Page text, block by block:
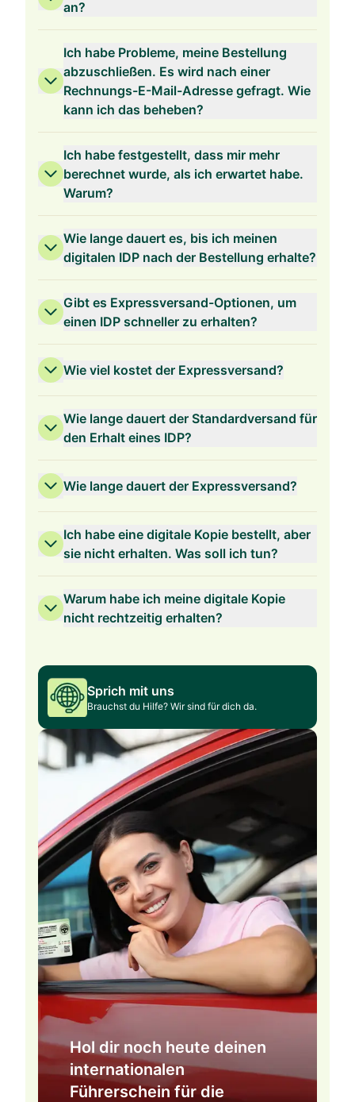
2 Jahre Gültigkeit
an?
Ich habe Probleme, meine Bestellung
abzuschließen. Es wird nach einer
Rechnungs-E-Mail-Adresse gefragt. Wie
kann ich das beheben?
Ich habe festgestellt, dass mir mehr
berechnet wurde, als ich erwartet habe.
Warum?
Wie lange dauert es, bis ich meinen
digitalen IDP nach der Bestellung erhalte?
Gibt es Expressversand-Optionen, um
einen IDP schneller zu erhalten?
Wie viel kostet der Expressversand?
Wie lange dauert der Standardversand für
den Erhalt eines IDP?
Wie lange dauert der Expressversand?
Ich habe eine digitale Kopie bestellt, aber
sie nicht erhalten. Was soll ich tun?
Warum habe ich meine digitale Kopie
nicht rechtzeitig erhalten?
Sprich mit uns
Brauchst du Hilfe? Wir sind für dich da.
Hol dir noch heute deinen
internationalen
Führerschein für die